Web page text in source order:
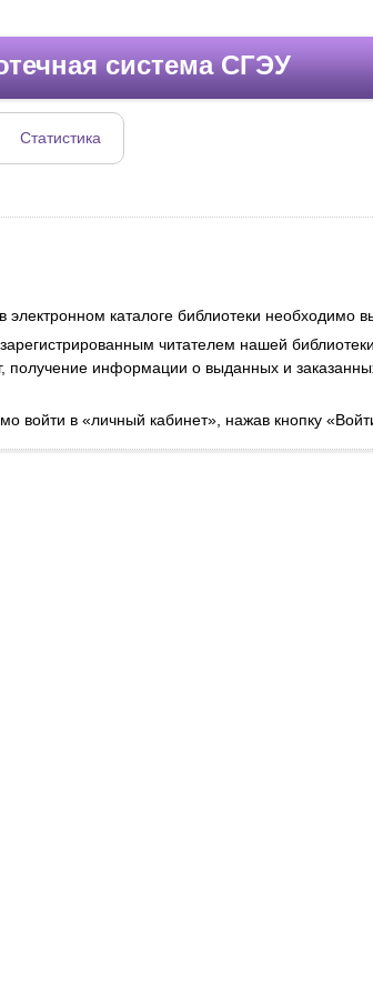
система СГЭУ
Статистика
электронном каталоге библиотеки
читателем нашей
получение информации о выданных и
войти в «личный кабинет», нажав кнопку